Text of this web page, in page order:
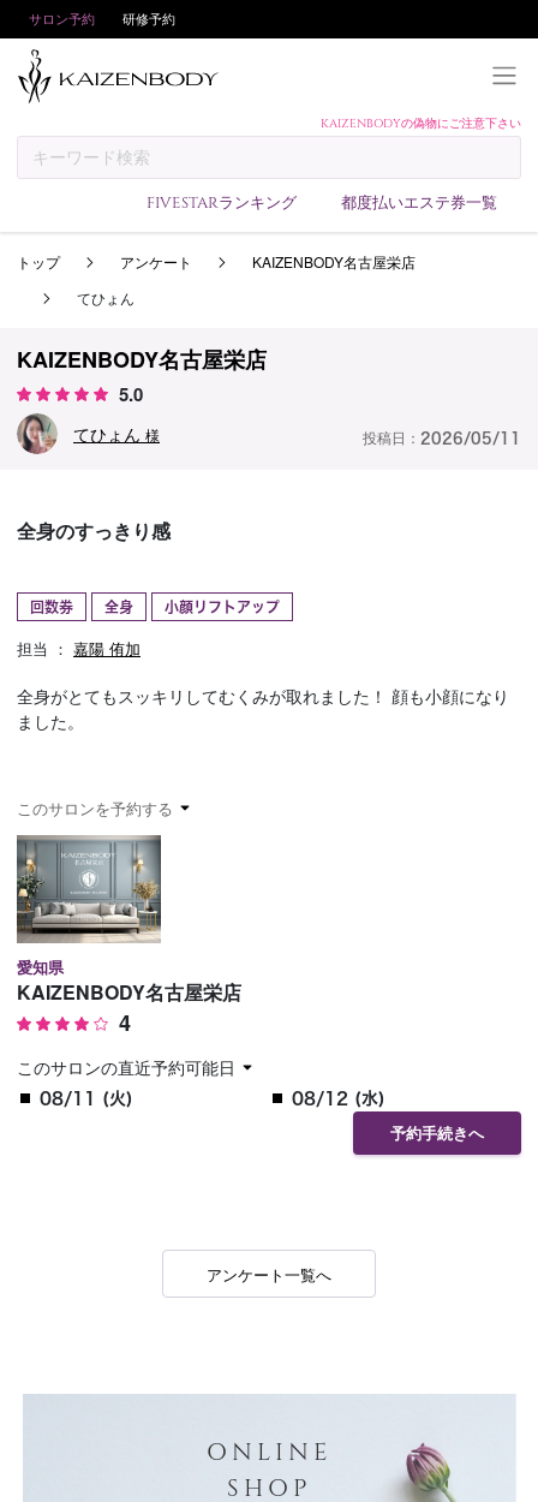
サロン予約 研修予約
KAIZENBODYの偽物にご注意下さい
FIVESTARランキング 都度払いエステ券一覧
予約方法
サロンランキング
アンケート
トップ アンケート
KAIZENBODY名古屋栄店
てひょん
KAIZENBODY名古屋栄店
5.0
てひょん 様 投稿日： 2026/05/11
全身のすっきり感
回数券 全身 小顔リフトアップ
担当 ： 嘉陽 侑加
全身がとてもスッキリしてむくみが取れました！ 顔も小顔になり
ました。
このサロンを予約する
愛知県
KAIZENBODY名古屋栄店
4
このサロンの直近予約可能日
08/11 (火) 08/12 (水)
予約手続きへ
アンケート一覧へ
ONLINE
SHOP